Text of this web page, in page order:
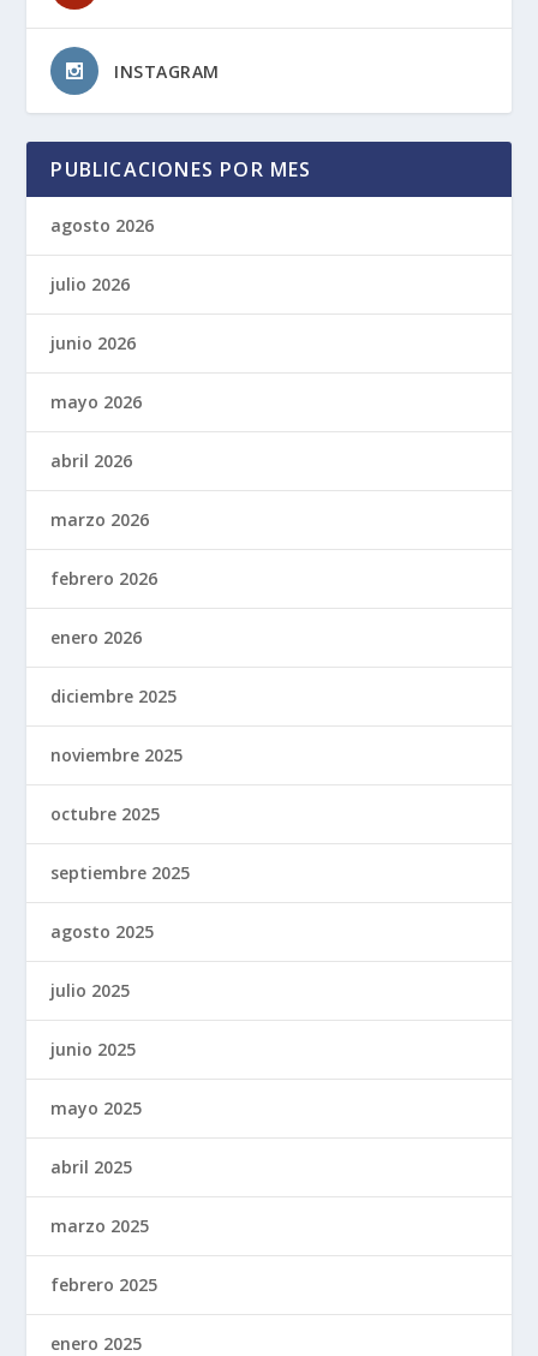
INSTAGRAM
PUBLICACIONES POR MES
agosto 2026
julio 2026
junio 2026
mayo 2026
abril 2026
marzo 2026
febrero 2026
enero 2026
diciembre 2025
noviembre 2025
octubre 2025
septiembre 2025
agosto 2025
julio 2025
junio 2025
mayo 2025
abril 2025
marzo 2025
febrero 2025
enero 2025